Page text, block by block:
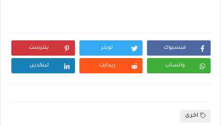
فيسبوك تويتر بنترست
واتساب ريدايت لينكدين
اخرى